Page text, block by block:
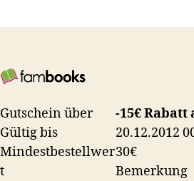
Gutschein über
-15€
Gültig bis
20.12.2012
Mindestbestellwer
t
30€
Bemerkung